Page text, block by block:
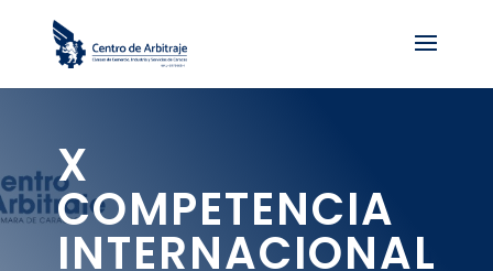
X
COMPETENCIA
INTERNACIONAL